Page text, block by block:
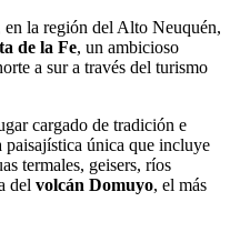
la región del Alto Neuquén,
de la Fe, un ambicioso
a sur a través del turismo
cargado de tradición e
única que incluye
termales, geisers, ríos
del volcán Domuyo, el más